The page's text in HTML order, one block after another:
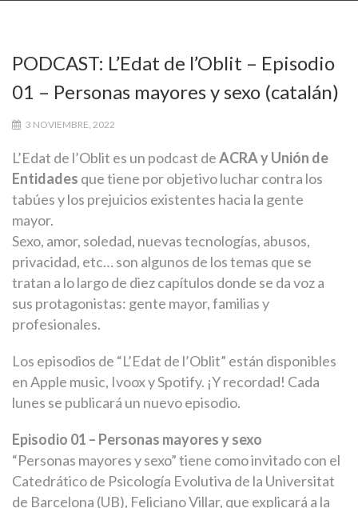
PODCAST: L’Edat de l’Oblit – Episodio
01 – Personas mayores y sexo (catalán)
3 NOVIEMBRE, 2022
L’Edat de l’Oblit es un podcast deACRA y Unión de
Entidades que tiene por objetivo luchar contra los
tabúes y los prejuicios existentes hacia la gente
mayor.
Sexo, amor, soledad, nuevas tecnologías, abusos,
privacidad, etc… son algunos de los temas que se
tratan a lo largo de diez capítulos donde se da voz a
sus protagonistas: gente mayor, familias y
profesionales.
Los episodios de “L’Edat de l’Oblit” están disponibles
en Apple music, Ivoox y Spotify. ¡Y recordad! Cada
lunes se publicará un nuevo episodio.
Episodio 01 – Personas mayores y sexo
“Personas mayores y sexo” tiene como invitado con el
Catedrático de Psicología Evolutiva de la Universitat
de Barcelona (UB), Feliciano Villar, que explicará a la